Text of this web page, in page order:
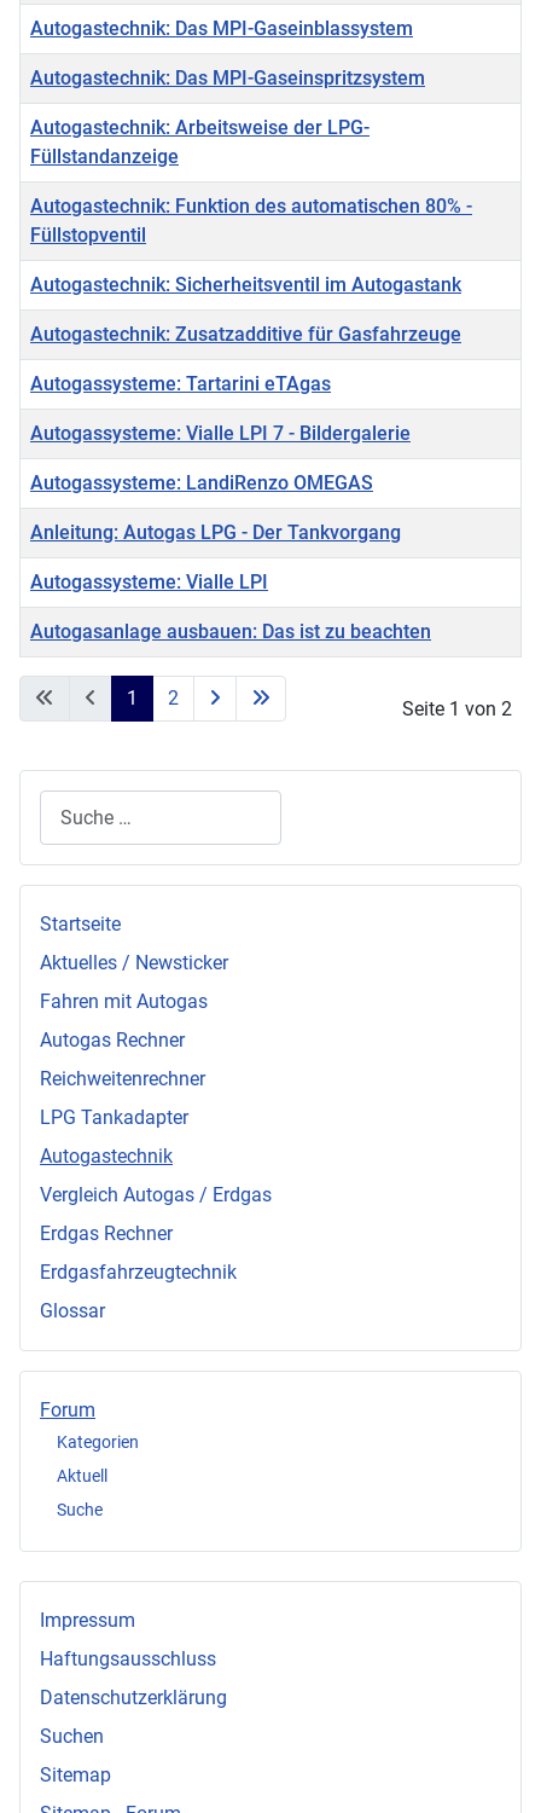
Beiträge
Autogastechnik: Das MPI-Gaseinblassystem
Autogastechnik: Das MPI-Gaseinspritzsystem
Autogastechnik: Arbeitsweise der LPG-
Füllstandanzeige
Autogastechnik: Funktion des automatischen 80% -
Füllstopventil
Autogastechnik: Sicherheitsventil im Autogastank
Autogastechnik: Zusatzadditive für Gasfahrzeuge
Autogassysteme: Tartarini eTAgas
Autogassysteme: Vialle LPI 7 - Bildergalerie
Autogassysteme: LandiRenzo OMEGAS
Anleitung: Autogas LPG - Der Tankvorgang
Autogassysteme: Vialle LPI
Autogasanlage ausbauen: Das ist zu beachten
Seite 1 von 2
1 2
Startseite
Aktuelles / Newsticker
Fahren mit Autogas
Autogas Rechner
Reichweitenrechner
LPG Tankadapter
Autogastechnik
Vergleich Autogas / Erdgas
Erdgas Rechner
Erdgasfahrzeugtechnik
Glossar
Forum
Kategorien
Aktuell
Suche
Impressum
Haftungsausschluss
Datenschutzerklärung
Suchen
Sitemap